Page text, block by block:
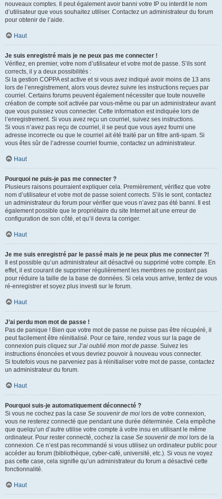
nouveaux comptes. Il peut également avoir banni votre IP ou interdit le nom
d’utilisateur que vous souhaitez utiliser. Contactez un administrateur du forum
pour obtenir de l’aide.
Haut
Je suis enregistré mais je ne peux pas me connecter !
Vérifiez, en premier, votre nom d’utilisateur et votre mot de passe. S’ils sont
corrects, il y a deux possibilités :
Si la gestion COPPA est active et si vous avez indiqué avoir moins de 13 ans
lors de l’enregistrement, alors vous devrez suivre les instructions reçues par
courriel. Certains forums peuvent également nécessiter que toute nouvelle
création de compte soit activée par vous-même ou par un administrateur avant
que vous puissiez vous connecter. Cette information est indiquée lors de
l’enregistrement. Si vous avez reçu un courriel, suivez ses instructions.
Si vous n’avez pas reçu de courriel, il se peut que vous ayez fourni une
adresse incorrecte ou que le courriel ait été traité par un filtre anti-spam. Si
vous êtes sûr de l’adresse courriel fournie, contactez un administrateur.
Haut
Pourquoi ne puis-je pas me connecter ?
Plusieurs raisons pourraient expliquer cela. Premièrement, vérifiez que votre
nom d’utilisateur et votre mot de passe soient corrects. S’ils le sont, contactez
un administrateur du forum pour vérifier que vous n’avez pas été banni. Il est
également possible que le propriétaire du site Internet ait une erreur de
configuration de son côté, et qu’il devra la corriger.
Haut
Je me suis enregistré par le passé mais je ne peux plus me connecter ?!
Il est possible qu’un administrateur ait désactivé ou supprimé votre compte. En
effet, il est courant de supprimer régulièrement les membres ne postant pas
pour réduire la taille de la base de données. Si cela vous arrive, tentez de vous
ré-enregistrer et soyez plus investi sur le forum.
Haut
J’ai perdu mon mot de passe !
Pas de panique ! Bien que votre mot de passe ne puisse pas être récupéré, il
peut facilement être réinitialisé. Pour ce faire, rendez vous sur la page de
connexion puis cliquez sur J’ai oublié mon mot de passe. Suivez les
instructions énoncées et vous devriez pouvoir à nouveau vous connecter.
Si toutefois vous ne parveniez pas à réinitialiser votre mot de passe, contactez
un administrateur du forum.
Haut
Pourquoi suis-je automatiquement déconnecté ?
Si vous ne cochez pas la case Se souvenir de moi lors de votre connexion,
vous ne resterez connecté que pendant une durée déterminée. Cela empêche
que quelqu’un d’autre utilise votre compte à votre insu en utilisant le même
ordinateur. Pour rester connecté, cochez la case Se souvenir de moi lors de la
connexion. Ce n’est pas recommandé si vous utilisez un ordinateur public pour
accéder au forum (bibliothèque, cyber-café, université, etc.). Si vous ne voyez
pas cette case, cela signifie qu’un administrateur du forum a désactivé cette
fonctionnalité.
Haut